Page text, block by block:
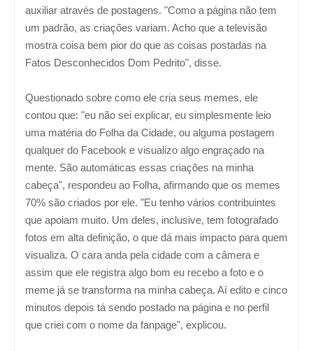
auxiliar através de postagens. "Como a página não tem
um padrão, as criações variam. Acho que a televisão
mostra coisa bem pior do que as coisas postadas na
Fatos Desconhecidos Dom Pedrito", disse.
Questionado sobre como ele cria seus memes, ele
contou que: "eu não sei explicar, eu simplesmente leio
uma matéria do Folha da Cidade, ou alguma postagem
qualquer do Facebook e visualizo algo engraçado na
mente. São automáticas essas criações na minha
cabeça", respondeu ao Folha, afirmando que os memes
70% são criados por ele. "Eu tenho vários contribuintes
que apoiam muito. Um deles, inclusive, tem fotografado
fotos em alta definição, o que dá mais impacto para quem
visualiza. O cara anda pela cidade com a câmera e
assim que ele registra algo bom eu recebo a foto e o
meme já se transforma na minha cabeça. Aí edito e cinco
minutos depois tá sendo postado na página e no perfil
que criei com o nome da fanpage", explicou.